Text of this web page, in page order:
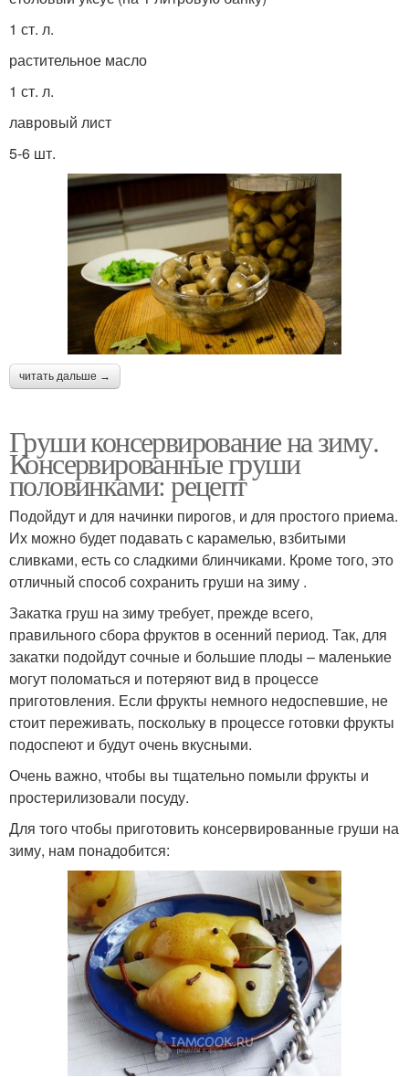
1 ст. л.
растительное масло
1 ст. л.
лавровый лист
5-6 шт.
читать дальше →
Груши консервирование на зиму.
Консервированные груши
половинками: рецепт
Подойдут и для начинки пирогов, и для простого приема.
Их можно будет подавать с карамелью, взбитыми
сливками, есть со сладкими блинчиками. Кроме того, это
отличный способ сохранить груши на зиму .
Закатка груш на зиму требует, прежде всего,
правильного сбора фруктов в осенний период. Так, для
закатки подойдут сочные и большие плоды – маленькие
могут поломаться и потеряют вид в процессе
приготовления. Если фрукты немного недоспевшие, не
стоит переживать, поскольку в процессе готовки фрукты
подоспеют и будут очень вкусными.
Очень важно, чтобы вы тщательно помыли фрукты и
простерилизовали посуду.
Для того чтобы приготовить консервированные груши на
зиму, нам понадобится: